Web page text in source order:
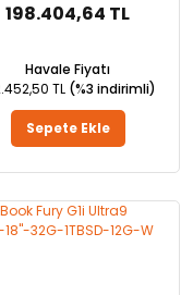
198.404,64 TL
Havale Fiyatı
TL (%3 indirimli)
Sepete Ekle